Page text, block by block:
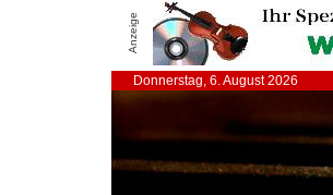
Anzeige
Donnerstag, 6. August 2026